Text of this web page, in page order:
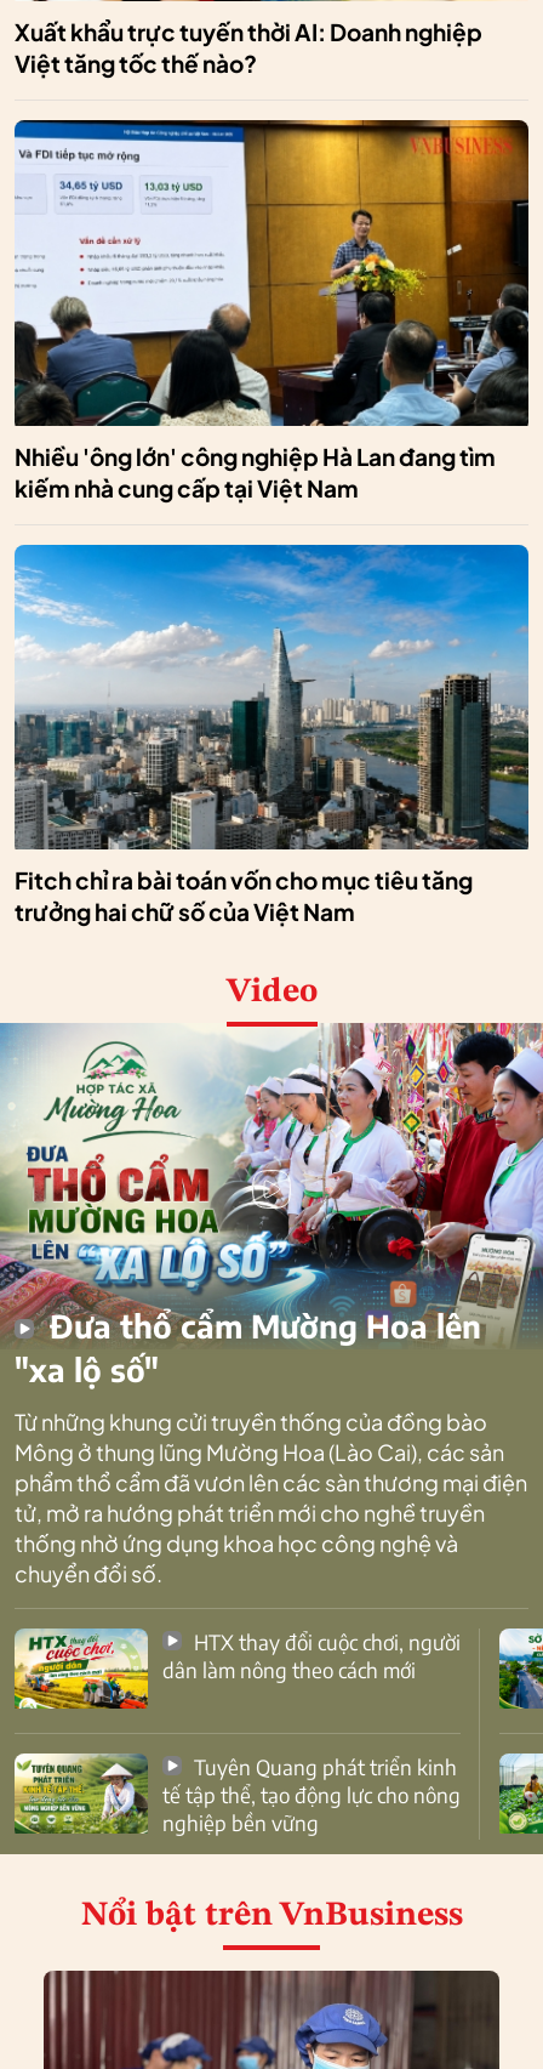
Xuất khẩu trực tuyến thời AI: Doanh nghiệp
Việt tăng tốc thế nào?
Nhiều 'ông lớn' công nghiệp Hà Lan đang tìm
kiếm nhà cung cấp tại Việt Nam
Fitch chỉ ra bài toán vốn cho mục tiêu tăng
trưởng hai chữ số của Việt Nam
Video
Đưa thổ cẩm Mường Hoa lên
"xa lộ số"
Từ những khung cửi truyền thống của đồng bào
Mông ở thung lũng Mường Hoa (Lào Cai), các sản
phẩm thổ cẩm đã vươn lên các sàn thương mại điện
tử, mở ra hướng phát triển mới cho nghề truyền
thống nhờ ứng dụng khoa học công nghệ và
chuyển đổi số.
dân làm nông theo cách mới
tế tập thể, tạo động lực cho nông
nghiệp bền vững
Nổi bật trên VnBusiness